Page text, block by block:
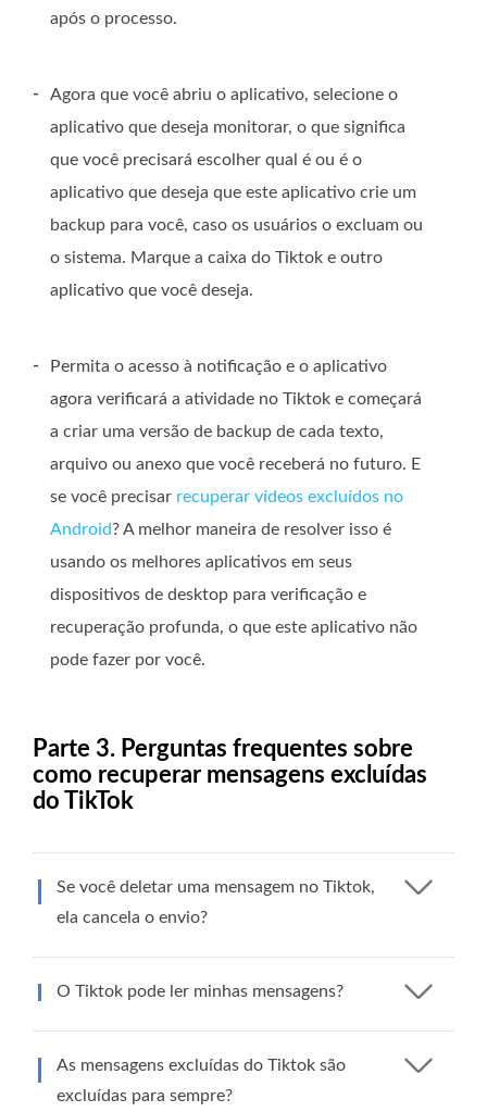
após o processo.
-
Agora que você abriu o aplicativo, selecione o
aplicativo que deseja monitorar, o que significa
que você precisará escolher qual é ou é o
aplicativo que deseja que este aplicativo crie um
backup para você, caso os usuários o excluam ou
o sistema. Marque a caixa do Tiktok e outro
aplicativo que você deseja.
-
Permita o acesso à notificação e o aplicativo
agora verificará a atividade no Tiktok e começará
a criar uma versão de backup de cada texto,
arquivo ou anexo que você receberá no futuro. E
se você precisar recuperar vídeos excluídos no
Android? A melhor maneira de resolver isso é
usando os melhores aplicativos em seus
dispositivos de desktop para verificação e
recuperação profunda, o que este aplicativo não
pode fazer por você.
Parte 3. Perguntas frequentes sobre
como recuperar mensagens excluídas
do TikTok
Se você deletar uma mensagem no Tiktok,
ela cancela o envio?
O Tiktok pode ler minhas mensagens?
As mensagens excluídas do Tiktok são
excluídas para sempre?